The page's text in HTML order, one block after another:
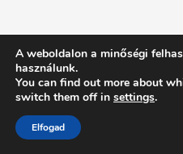
Intentionally Blank -
A weboldalon a minőségi
használunk.
You can find out more about
switch them off in settings.
Elfogad